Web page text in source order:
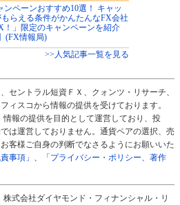
ンペーンおすすめ10選！ キャッ
らえる条件がかんたんなFX会社
！」限定のキャンペーンを紹介
(FX情報局)
>>人気記事一覧を見る
セントラル短資ＦＸ、クォンツ・リサーチ、
ィスコから情報の提供を受けております。
報の提供を目的として運営しており、投
は運営しておりません。通貨ペアの選択、売
客様ご自身の判断でなさるようにお願いいた
責事項」 、
「プライバシー・ポリシー、著作
式会社ダイヤモンド・フィナンシャル・リ